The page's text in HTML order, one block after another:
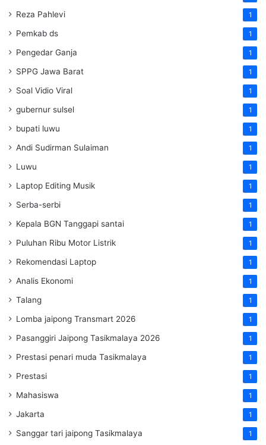
Reza Pahlevi 1
Pemkab ds 1
Pengedar Ganja 1
SPPG Jawa Barat 1
Soal Vidio Viral 1
gubernur sulsel 1
bupati luwu 1
Andi Sudirman Sulaiman 1
Luwu 1
Laptop Editing Musik 1
Serba-serbi 1
Kepala BGN Tanggapi santai 1
Puluhan Ribu Motor Listrik 1
Rekomendasi Laptop 1
Analis Ekonomi 1
Talang 1
Lomba jaipong Transmart 2026 1
Pasanggiri Jaipong Tasikmalaya 2026 1
Prestasi penari muda Tasikmalaya 1
Prestasi 1
Mahasiswa 1
Jakarta 1
Sanggar tari jaipong Tasikmalaya 1